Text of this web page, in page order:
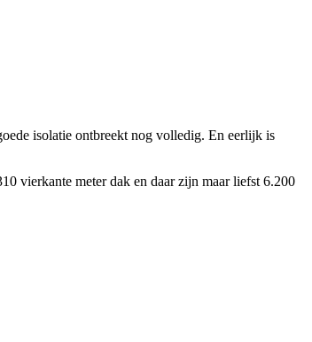
isolatie ontbreekt nog volledig. En eerlijk is
vierkante meter dak en daar zijn maar liefst 6.200